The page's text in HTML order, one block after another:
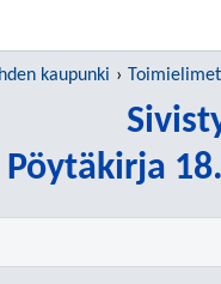
kaupunki Toimielimet
Pöytäkirja